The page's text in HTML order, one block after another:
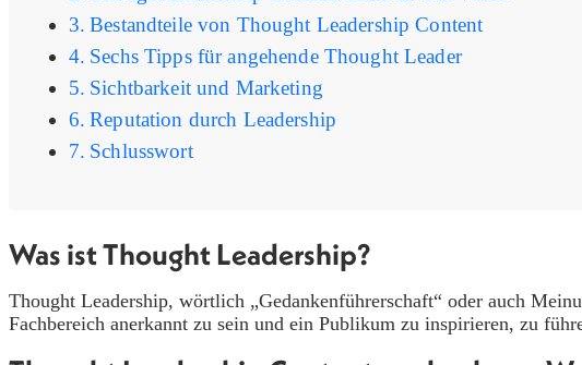
Bestandteile von Thought Leadership Content
Sechs Tipps für angehende Thought Leader
Sichtbarkeit und Marketing
Reputation durch Leadership
Schlusswort
Was ist Thought Leadership?
Thought Leadership, wörtlich „Gedankenführerschaft“ oder auch
Fachbereich anerkannt zu sein und ein Publikum zu inspirieren, zu